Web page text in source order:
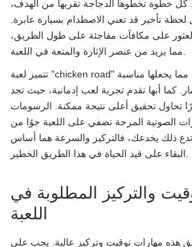
كل خطوة تخطوها الدجاجة تقربها من الهدف،
تأخير قد تعني الاصطدام بسيارة عابرة.
على مكافآت مفاجئة على طول الطريق،
تتميز لعبة "chicken road" بأسلوبها البسيط والجذاب، مما يجعلها مناسبة
كما أنها تقدم تجربة لعب إدمانية، حيث تجد
تحاول تحقيق أعلى نتيجة ممكنة. الرسومات
الصوتية المرحة تضفي على اللعبة جوًا من
تدع ذلك يخدعك، فالتركيز والسرعة هما أساس
والتركيز المطلوبة في
اللعبة
هذه مهارات توقيت وتركيز عالية. يجب على